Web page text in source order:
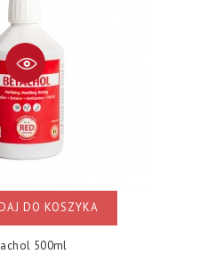
DO KOSZYKA
500ml